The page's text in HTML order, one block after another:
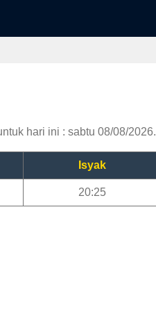
hari ini : sabtu 08/08/2026.
Isyak
20:25